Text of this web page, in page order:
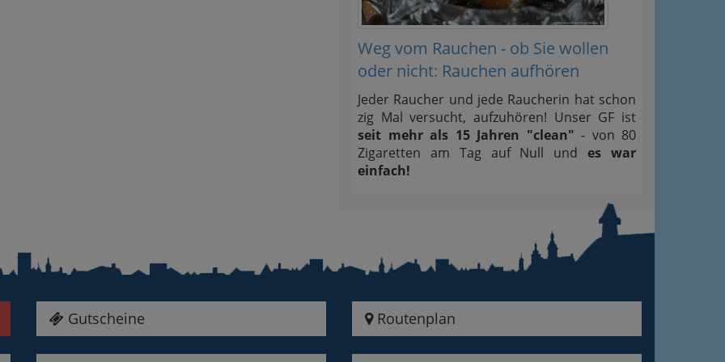
Weg vom Rauchen - ob Sie wollen
oder nicht: Rauchen aufhören
Jeder Raucher und jede Raucherin hat schon
zig Mal versucht, aufzuhören! Unser GF ist
seit mehr als 15 Jahren "clean" - von 80
Zigaretten am Tag auf Null undes war
einfach!
Gutscheine Routenplan